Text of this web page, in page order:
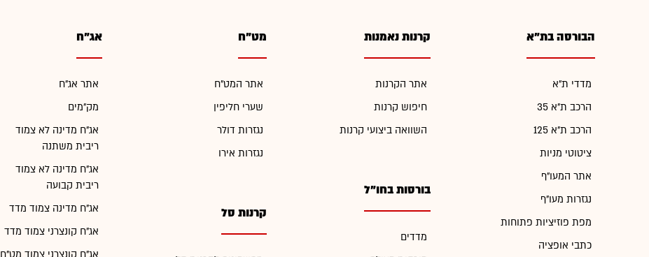
הבורסה בת"א
מדדי ת"א
הרכב ת"א 35
הרכב ת"א 125
ציטוטי מניות
אתר המעו"ף
נגזרות מעו"ף
מפת פוזיציות פתוחות
כתבי אופציה
קרנות נאמנות
אתר הקרנות
חיפוש קרנות
השוואה ביצועי קרנות
בורסות בחו"ל
מדדים
מט"ח
אתר המט"ח
שערי חליפין
נגזרות דולר
נגזרות אירו
קרנות סל
אג"ח
אתר אג"ח
מק"מים
אג"ח מדינה לא צמוד
ריבית משתנה
אג"ח מדינה לא צמוד
ריבית קבועה
אג"ח מדינה צמוד מדד
אג"ח קונצרני צמוד מדד